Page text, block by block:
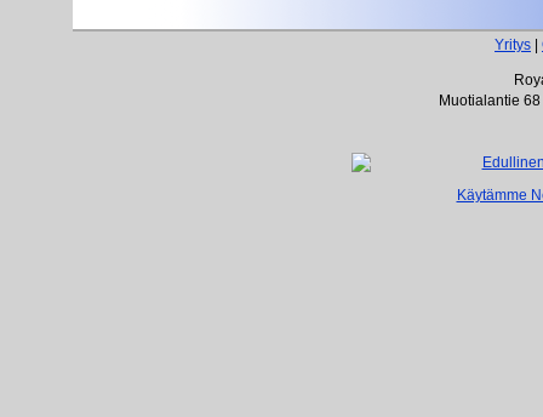
Yritys
Muotialantie
Käytämme